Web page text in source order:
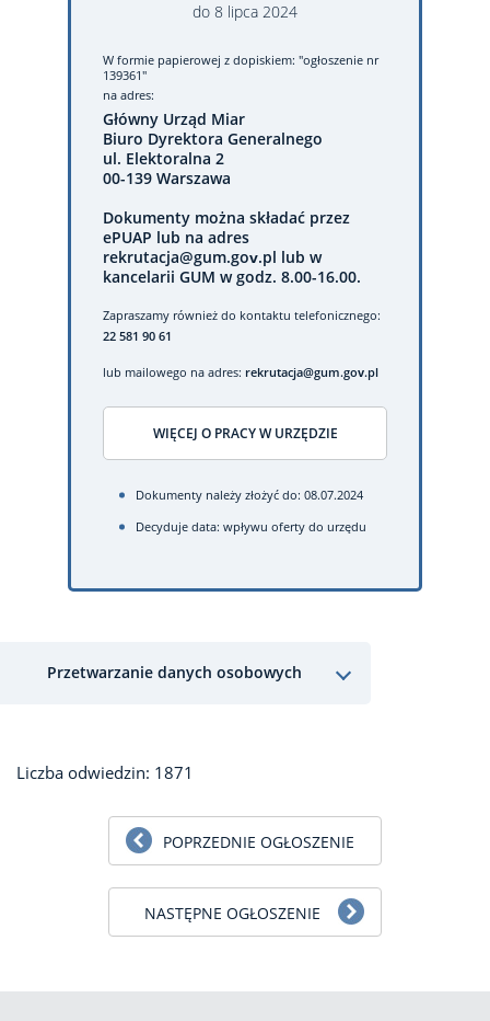
do 8 lipca 2024
W formie papierowej z dopiskiem: "ogłoszenie nr
139361"
na adres:
Główny Urząd Miar
Biuro Dyrektora Generalnego
ul. Elektoralna 2
00-139 Warszawa
Dokumenty można składać przez
ePUAP lub na adres
rekrutacja@gum.gov.pl lub w
kancelarii GUM w godz. 8.00-16.00.
Zapraszamy również do kontaktu telefonicznego:
22 581 90 61
lub mailowego na adres: rekrutacja@gum.gov.pl
WIĘCEJ O PRACY W URZĘDZIE
Dokumenty należy złożyć do: 08.07.2024
Decyduje data: wpływu oferty do urzędu
Przetwarzanie danych osobowych
Liczba odwiedzin: 1871
POPRZEDNIE OGŁOSZENIE
NASTĘPNE OGŁOSZENIE